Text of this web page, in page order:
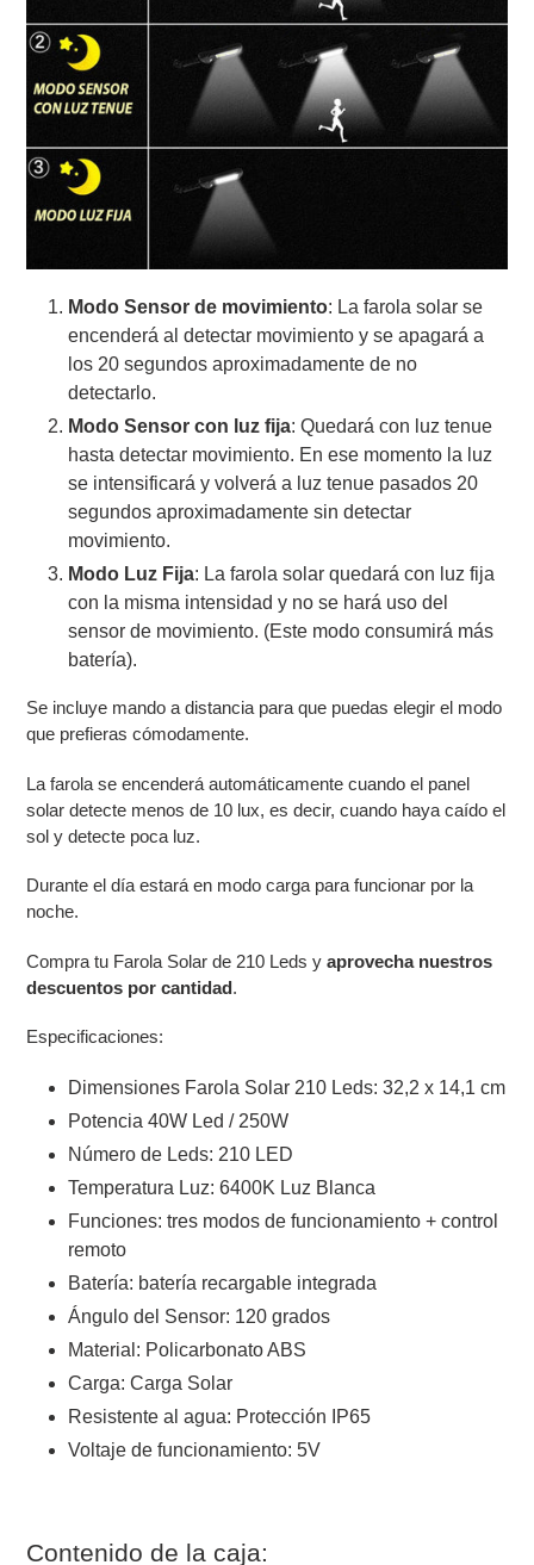
Modo Sensor de movimiento: La farola solar se
encenderá al detectar movimiento y se apagará a
los 20 segundos aproximadamente de no
detectarlo.
Modo Sensor con luz fija: Quedará con luz tenue
hasta detectar movimiento. En ese momento la luz
se intensificará y volverá a luz tenue pasados 20
segundos aproximadamente sin detectar
movimiento.
Modo Luz Fija: La farola solar quedará con luz fija
con la misma intensidad y no se hará uso del
sensor de movimiento. (Este modo consumirá más
batería).
Se incluye mando a distancia para que puedas elegir el modo
que prefieras cómodamente.
La farola se encenderá automáticamente cuando el panel
solar detecte menos de 10 lux, es decir, cuando haya caído el
sol y detecte poca luz.
Durante el día estará en modo carga para funcionar por la
noche.
Compra tu Farola Solar de 210 Leds y aprovecha nuestros
descuentos por cantidad.
Especificaciones:
Dimensiones Farola Solar 210 Leds: 32,2 x 14,1 cm
Potencia 40W Led / 250W
Número de Leds: 210 LED
Temperatura Luz: 6400K Luz Blanca
Funciones: tres modos de funcionamiento + control
remoto
Batería: batería recargable integrada
Ángulo del Sensor: 120 grados
Material: Policarbonato ABS
Carga: Carga Solar
Resistente al agua: Protección IP65
Voltaje de funcionamiento: 5V
Contenido de la caja: